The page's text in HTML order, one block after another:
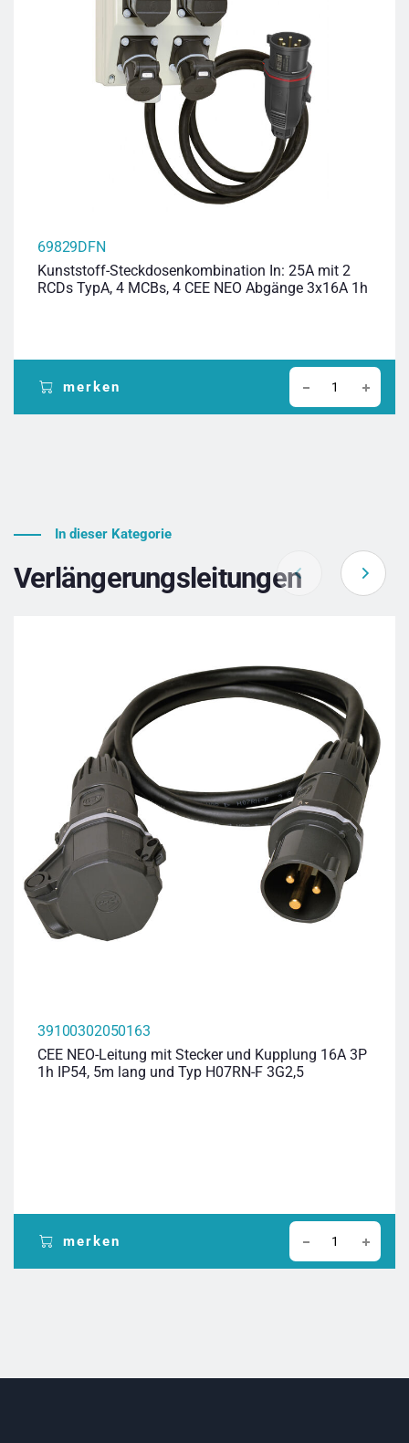
69829DFN
Kunststoff-Steckdosenkombination In: 25A mit 2
RCDs TypA, 4 MCBs, 4 CEE NEO Abgänge 3x16A 1h
merken
In dieser Kategorie
Verlängerungsleitungen
39100302050163
CEE NEO-Leitung mit Stecker und Kupplung 16A 3P
1h IP54, 5m lang und Typ H07RN-F 3G2,5
merken